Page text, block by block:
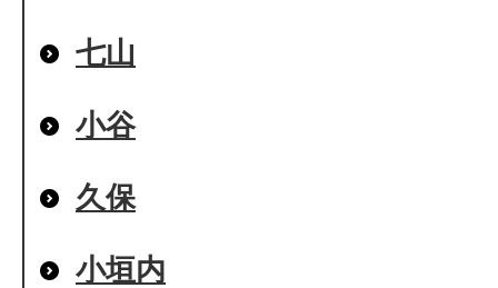
七山
小谷
久保
小垣内